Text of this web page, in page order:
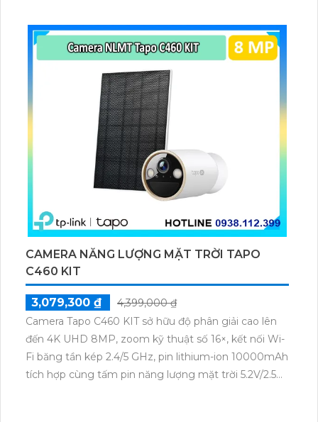
microSD tối đa 256GB hoặc lưu đám mây dễ lắp đặt
cho gia đình và văn phòng nhỏ.
CAMERA NĂNG LƯỢNG MẶT TRỜI TAPO
C460 KIT
3,079,300 ₫
4,399,000 ₫
Camera Tapo C460 KIT sở hữu độ phân giải cao lên
đến 4K UHD 8MP, zoom kỹ thuật số 16×, kết nối Wi-
Fi băng tần kép 2.4/5 GHz, pin lithium-ion 10000mAh
tích hợp cùng tấm pin năng lượng mặt trời 5.2V/2.5W.